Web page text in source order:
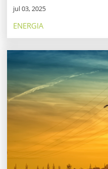
jul 03, 2025
ENERGIA